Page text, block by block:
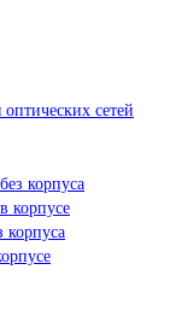
сетей
корпуса
корпусе
корпуса